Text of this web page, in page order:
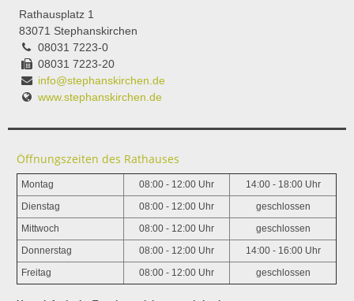
Rathausplatz 1
83071 Stephanskirchen
08031 7223-0
08031 7223-20
info@stephanskirchen.de
www.stephanskirchen.de
Öffnungszeiten des Rathauses
Montag 08:00 - 12:00 Uhr 14:00 - 18:00 Uhr
Dienstag 08:00 - 12:00 Uhr geschlossen
Mittwoch 08:00 - 12:00 Uhr geschlossen
Donnerstag 08:00 - 12:00 Uhr 14:00 - 16:00 Uhr
Freitag 08:00 - 12:00 Uhr geschlossen